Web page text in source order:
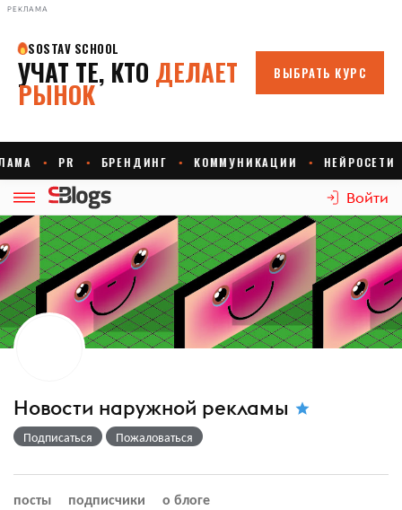
РЕКЛАМА
Войти
Новости наружной рекламы
Подписаться Пожаловаться
посты подписчики о блоге